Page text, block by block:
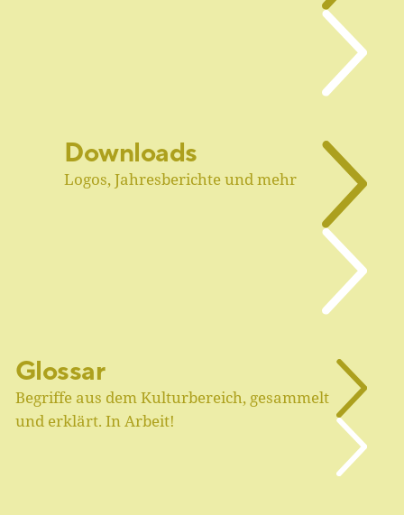
Downloads
Logos, Jahresberichte und mehr
Glossar
Begriffe aus dem Kulturbereich, gesammelt
und erklärt. In Arbeit!